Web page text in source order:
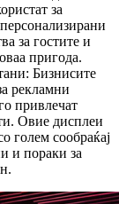
за
за гостите и
пригода.
Бизнисите
рекламни
привлечат
Овие дисплеи
голем сообраќај
и пораки за